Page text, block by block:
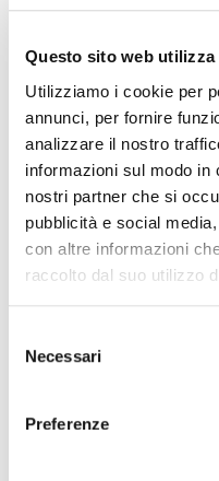
Questo sito web utilizza
Utilizziamo i cookie per
annunci, per fornire
analizzare il nostro
informazioni sul modo
nostri partner che si
pubblicità e social
con altre informazioni
raccolto dal suo utilizzo
delNecessari
Preferenze
Coppa Italia Serie
per il derby tra
Comitato sicurezza
di Pierluigi Dorotei